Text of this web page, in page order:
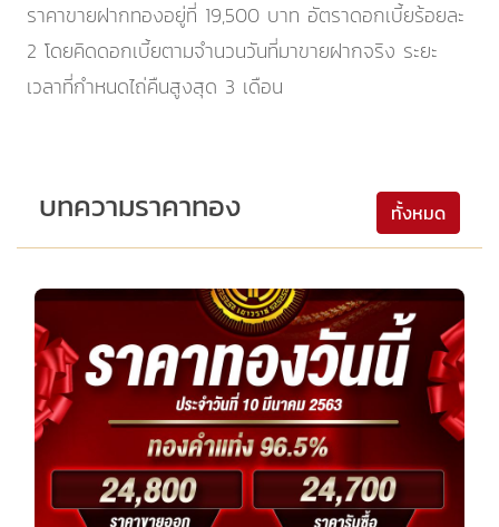
ราคาขายฝากทองอยู่ที่ 19,500 บาท อัตราดอกเบี้ยร้อยละ
2 โดยคิดดอกเบี้ยตามจำนวนวันที่มาขายฝากจริง ระยะ
เวลาที่กำหนดไถ่คืนสูงสุด 3 เดือน
ทั้งหมด
บทความราคาทอง